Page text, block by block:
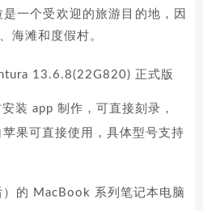
一个受欢迎的旅游目的地，因
海滩和度假村。
13.6.8(22G820) 正式版
装 app 制作，可直接刻录，
果可直接使用，具体型号支持
的 MacBook 系列笔记本电脑